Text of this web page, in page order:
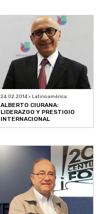
24.02.2014 > Latinoamérica
ALBERTO CIURANA:
LIDERAZGO Y PRESTIGIO
INTERNACIONAL